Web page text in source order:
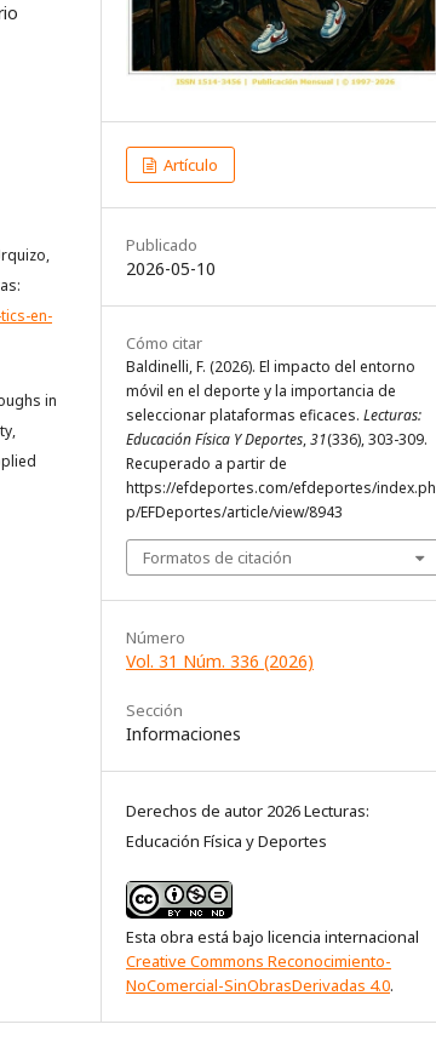
en-
in
Artículo
Publicado
2026-05-10
Cómo citar
Baldinelli, F. (2026). El impacto del entorno
móvil en el deporte y la importancia de
seleccionar plataformas eficaces. Lecturas:
Educación Física Y Deportes,31(336), 303-309.
Recuperado a partir de
https://efdeportes.com/efdeportes/index.ph
p/EFDeportes/article/view/8943
Formatos de citación
Número
Vol. 31 Núm. 336 (2026)
Sección
Informaciones
Derechos de autor 2026 Lecturas:
Educación Física y Deportes
Esta obra está bajo licencia internacional
Creative Commons Reconocimiento-
NoComercial-SinObrasDerivadas 4.0.